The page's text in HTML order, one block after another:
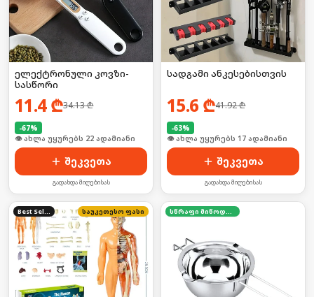
ელექტრონული კოვზი-
სასწორი
11.4₾34.13₾
-67%
🛒 ბოლო 24სთ-ში იყიდა 35-მა
შეკვეთა
გადახდა მიღებისას
სადგამი ანკესებისთვის
15.6 ₾41.92₾
-63%
🛒 ბოლო 24სთ-ში იყიდა 23-მა
შეკვეთა
გადახდა მიღებისას
საუკეთესო ფასი